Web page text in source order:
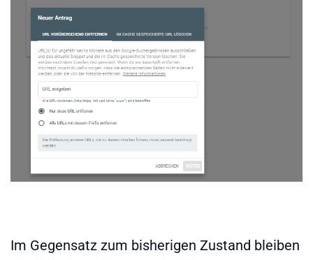
Im Gegensatz zum bisherigen Zustand bleiben